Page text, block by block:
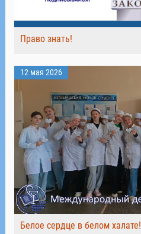
Право знать!
12 мая 2026
Белое сердце в белом халате!